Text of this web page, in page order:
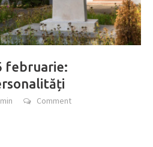
februarie:
Comment